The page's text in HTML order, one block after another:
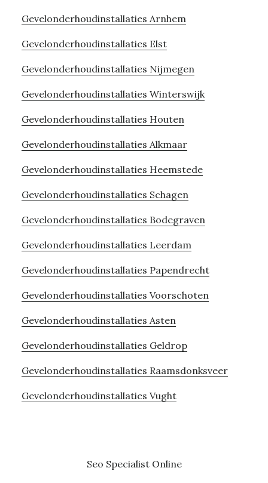
Gevelonderhoudinstallaties Arnhem
Gevelonderhoudinstallaties Elst
Gevelonderhoudinstallaties Nijmegen
Gevelonderhoudinstallaties Winterswijk
Gevelonderhoudinstallaties Houten
Gevelonderhoudinstallaties Alkmaar
Gevelonderhoudinstallaties Heemstede
Gevelonderhoudinstallaties Schagen
Gevelonderhoudinstallaties Bodegraven
Gevelonderhoudinstallaties Leerdam
Gevelonderhoudinstallaties Papendrecht
Gevelonderhoudinstallaties Voorschoten
Gevelonderhoudinstallaties Asten
Gevelonderhoudinstallaties Geldrop
Gevelonderhoudinstallaties Raamsdonksveer
Gevelonderhoudinstallaties Vught
Seo Specialist Online